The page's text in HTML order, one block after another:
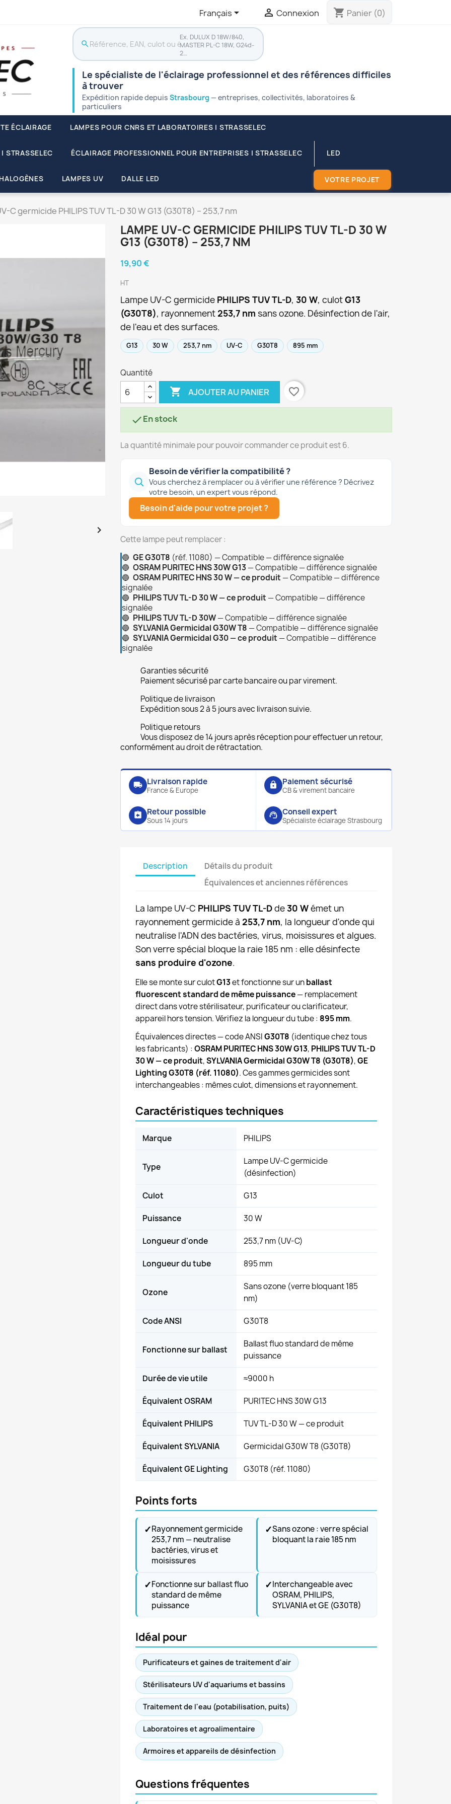
Français  Connexion shopping_cart Panier (0)
search
Ex. DULUX D 18W/840,
MASTER PL-C 18W, G24d-
2…
Le spécialiste de l'éclairage professionnel et des références difficiles
à trouver
Expédition rapide depuis Strasbourg — entreprises, collectivités, laboratoires &
particuliers
ÉCLAIRAGE LAMPES POUR CNRS ET LABORATOIRES | STRASSELEC
STRASSELEC ÉCLAIRAGE PROFESSIONNEL POUR ENTREPRISES | STRASSELEC LED
LAMPES UV DALLE LED VOTRE PROJET
C germicide PHILIPS TUV TL-D 30 W G13 (G30T8) – 253,7 nm

LAMPE UV-C GERMICIDE PHILIPS TUV TL-D 30 W
G13 (G30T8) – 253,7 NM
19,90 €
HT
Lampe UV-C germicide PHILIPS TUV TL-D, 30 W, culotG13
(G30T8), rayonnement 253,7 nm sans ozone. Désinfection de l'air,
de l'eau et des surfaces.
G13 30 W 253,7 nm UV-C G30T8 895 mm
Quantité
 AJOUTER AU PANIER favorite_border
En stock
La quantité minimale pour pouvoir commander ce produit est 6.
Besoin de vérifier la compatibilité ?
Vous cherchez à remplacer ou à vérifier une référence ? Décrivez
votre besoin, un expert vous répond.
Besoin d'aide pour votre projet ?
Cette lampe peut remplacer :
🔵 GE G30T8 (réf. 11080) — Compatible — différence signalée
🔵 OSRAM PURITEC HNS 30W G13 — Compatible — différence signalée
🔵 OSRAM PURITEC HNS 30 W — ce produit — Compatible — différence
signalée
🔵 PHILIPS TUV TL-D 30 W — ce produit — Compatible — différence
signalée
🔵 PHILIPS TUV TL-D 30W— Compatible — différence signalée
🔵 SYLVANIA Germicidal G30W T8 — Compatible — différence signalée
🔵 SYLVANIA Germicidal G30 — ce produit — Compatible — différence
signalée
Garanties sécurité
Paiement sécurisé par carte bancaire ou par virement.
Politique de livraison
Expédition sous 2 à 5 jours avec livraison suivie.
Politique retours
Vous disposez de 14 jours après réception pour effectuer un retour,
conformément au droit de rétractation.
local_shipping Livraison rapide
France & Europe
lock Paiement sécurisé
CB & virement bancaire
assignment_return Retour possible
Sous 14 jours
support_agent Conseil expert
Spécialiste éclairage Strasbourg
Description
Détails du produit
Équivalences et anciennes références
La lampe UV-C PHILIPS TUV TL-Dde30 Wémet un
rayonnement germicide à 253,7 nm, la longueur d'onde qui
neutralise l'ADN des bactéries, virus, moisissures et algues.
Son verre spécial bloque la raie 185 nm : elle désinfecte
sans produire d'ozone.
Elle se monte sur culotG13et fonctionne sur unballast
fluorescent standard de même puissance— remplacement
direct dans votre stérilisateur, purificateur ou clarificateur,
appareil hors tension. Vérifiez la longueur du tube : 895 mm.
Équivalences directes — code ANSIG30T8 (identique chez tous
les fabricants) : OSRAM PURITEC HNS 30W G13, PHILIPS TUV TL-D
30 W — ce produit,SYLVANIA Germicidal G30W T8 (G30T8),GE
Lighting G30T8 (réf. 11080). Ces gammes germicides sont
interchangeables : mêmes culot, dimensions et rayonnement.
Caractéristiques techniques
Marque PHILIPS
Type
Lampe UV-C germicide
(désinfection)
Culot G13
Puissance 30 W
Longueur d'onde 253,7 nm (UV-C)
Longueur du tube 895 mm
Ozone
Sans ozone (verre bloquant 185
nm)
Code ANSI G30T8
Fonctionne sur ballast
Ballast fluo standard de même
puissance
Durée de vie utile ≈9000 h
Équivalent OSRAM PURITEC HNS 30W G13
Équivalent PHILIPS TUV TL-D 30 W — ce produit
Équivalent SYLVANIA Germicidal G30W T8 (G30T8)
Équivalent GE Lighting G30T8 (réf. 11080)
Points forts
✓Rayonnement germicide
253,7 nm — neutralise
bactéries, virus et
moisissures
✓Sans ozone : verre spécial
bloquant la raie 185 nm
✓Fonctionne sur ballast fluo
standard de même
puissance
✓Interchangeable avec
OSRAM, PHILIPS,
SYLVANIA et GE (G30T8)
Idéal pour
Purificateurs et gaines de traitement d'air
Stérilisateurs UV d'aquariums et bassins
Traitement de l'eau (potabilisation, puits)
Laboratoires et agroalimentaire
Armoires et appareils de désinfection
Questions fréquentes